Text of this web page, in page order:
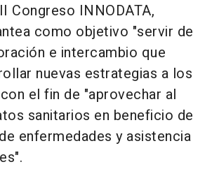
Congreso INNODATA,
como objetivo "servir de
e intercambio que
nuevas estrategias a los
el fin de "aprovechar al
sanitarios en beneficio de
enfermedades y asistencia